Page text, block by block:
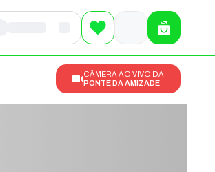
CÂMERA AO VIVO DA
PONTE DA AMIZADE